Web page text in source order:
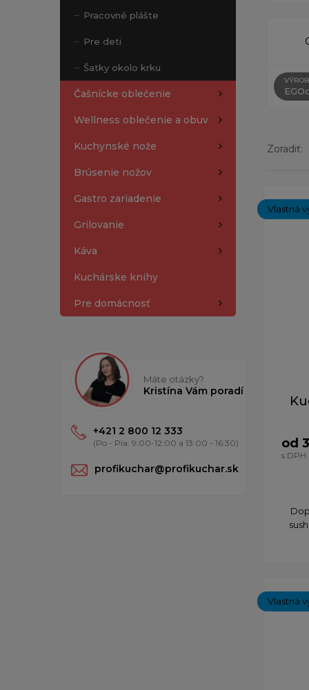
Pracovné plášte
Pre deti
Šatky okolo krku
Čašnícke oblečenie
Wellness oblečenie a obuv
Kuchynské nože
Brúsenie nožov
Gastro zariadenie
Grilovanie
Káva
Kuchárske knihy
Pre domácnosť
Máte otázky?
Kristína Vám poradí
+421 2 800 12 333
(Po - Pia: 9:00-12:00 a 13:00 - 16:30)
profikuchar@profikuchar.sk
Zoradiť:
Vlastná
od
s DPH
Vlastná